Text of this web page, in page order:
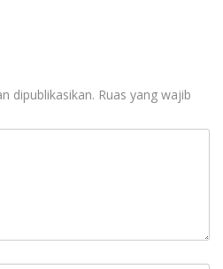
dipublikasikan. Ruas yang wajib